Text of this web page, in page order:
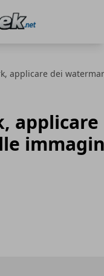
applicare dei
applicare